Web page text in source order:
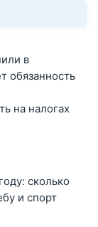
в
обязанность
на налогах
сколько
и спорт